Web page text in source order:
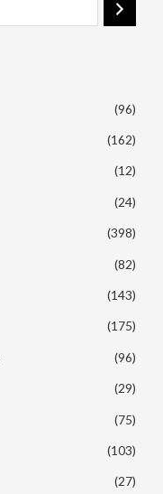
(96)
(162)
(12)
(24)
(398)
(82)
(143)
(175)
(96)
(29)
(75)
(103)
(27)